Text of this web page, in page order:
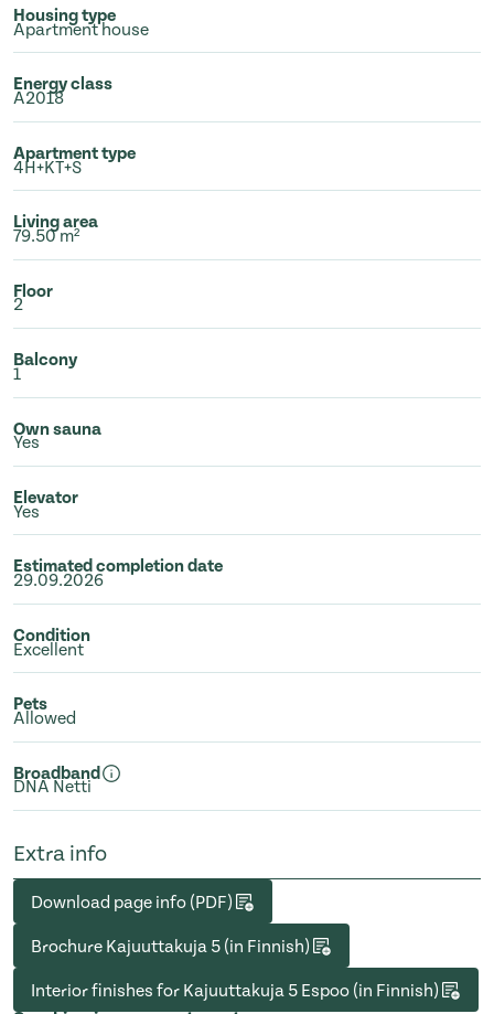
Housing type
Apartment house
Energy class
A2018
Apartment type
4H+KT+S
Living area
79.50 m²
Floor
2
Balcony
1
Own sauna
Yes
Elevator
Yes
Estimated completion date
29.09.2026
Condition
Excellent
Pets
Allowed
Broadband
DNA Netti
Extra info
Download page info (PDF)
Brochure Kajuuttakuja 5 (in Finnish)
Interior finishes for Kajuuttakuja 5 Espoo (in Finnish)